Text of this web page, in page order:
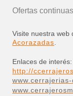
Ofertas
Visite nuestra web
Acorazadas
Enlaces de interés:
http://